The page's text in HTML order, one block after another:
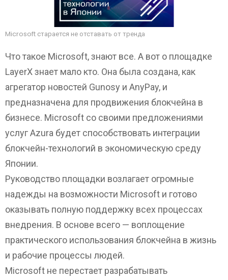
Microsoft старается не отставать от тренда
Что такое Microsoft, знают все. А вот о площадке
LayerX знает мало кто. Она была создана, как
агрегатор новостей Gunosy и AnyPay, и
предназначена для продвижения блокчейна в
бизнесе. Microsoft со своими предложениями
услуг Azura будет способствовать интеграции
блокчейн-технологий в экономическую среду
Японии.
Руководство площадки возлагает огромные
надежды на возможности Microsoft и готово
оказывать полную поддержку всех процессах
внедрения. В основе всего — воплощение
практического использования блокчейна в жизнь
и рабочие процессы людей.
Microsoft не перестает разрабатывать